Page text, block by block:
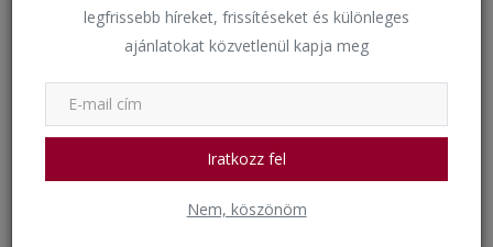
legfrissebb híreket, frissítéseket és különleges
ajánlatokat közvetlenül kapja meg
Iratkozz fel
Nem, köszönöm
A Mozdulj a Szent Lászlóval! sportverseny